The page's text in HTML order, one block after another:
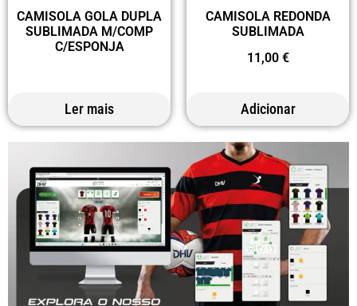
CAMISOLA GOLA DUPLA
SUBLIMADA M/COMP
C/ESPONJA
Ler mais
CAMISOLA REDONDA
SUBLIMADA
11,00 €
Adicionar